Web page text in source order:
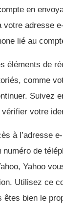
en
votre adresse
lié au
éléments de
comme
Suivez
votre
à l’adresse
numéro de
Yahoo
Utilisez ce
êtes bien le